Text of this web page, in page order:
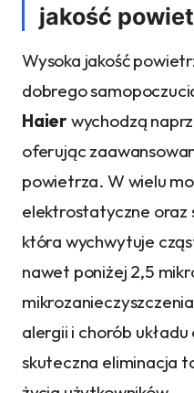
jakość
Wysoka jakość
dobrego
Haierwychodzą
oferując
powietrza. W wielu
elektrostatyczne oraz
która wychwytuje
nawet poniżej 2,5
alergii i chorób
skuteczna eliminacja